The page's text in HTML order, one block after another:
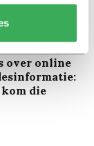
over online
kom die